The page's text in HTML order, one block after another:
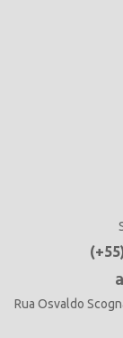
Rua Osvaldo